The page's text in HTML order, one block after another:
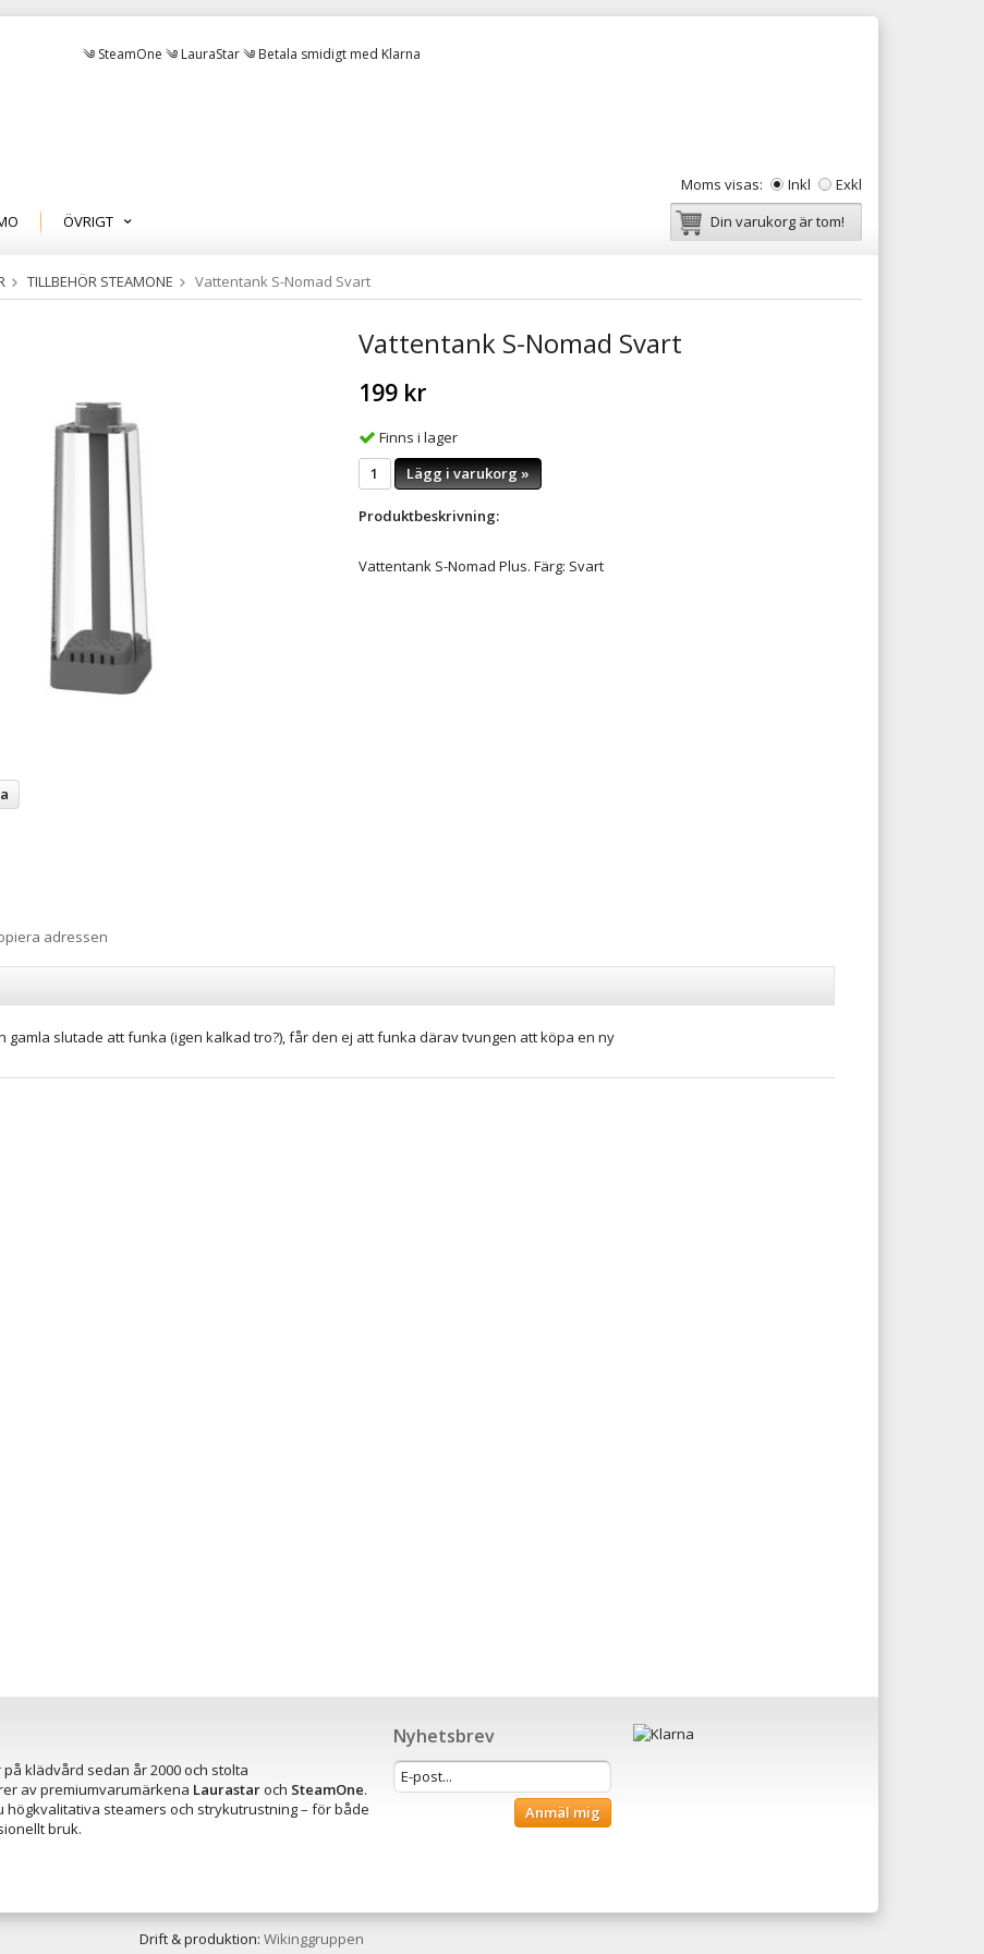
༄ SteamOne ༄ LauraStar ༄ Betala smidigt med Klarna
Moms visas: Inkl
Exkl
ÖVRIGT Din varukorg är tom!
TILLBEHÖR STEAMONE Vattentank S-Nomad Svart
Vattentank S-Nomad Svart
199 kr
Finns i lager
Lägg i varukorg »
Produktbeskrivning:
Vattentank S-Nomad Plus. Färg: Svart
adressen
gamla slutade att funka (igen kalkad tro?), får den ej att funka därav tvungen att köpa en ny
Nyhetsbrev
Anmäl mig
klädvård sedan år 2000 och stolta
av premiumvarumärkena Laurastaroch SteamOne.
högkvalitativa steamers och strykutrustning – för både
bruk.
Drift & produktion: Wikinggruppen